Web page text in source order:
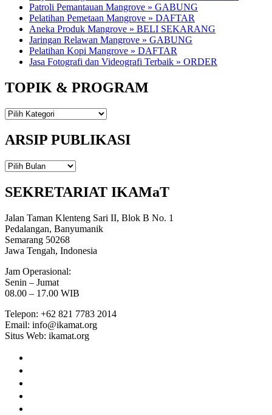
Patroli Pemantauan Mangrove » GABUNG
Pelatihan Pemetaan Mangrove » DAFTAR
Aneka Produk Mangrove » BELI SEKARANG
Jaringan Relawan Mangrove » GABUNG
Pelatihan Kopi Mangrove » DAFTAR
Jasa Fotografi dan Videografi Terbaik » ORDER
TOPIK & PROGRAM
TOPIK
PROGRAM
ARSIP PUBLIKASI
ARSIP
SEKRETARIAT IKAMaT
Jalan Taman Klenteng Sari II, Blok B No. 1
Pedalangan, Banyumanik
Semarang 50268
Jawa Tengah, Indonesia
Jam Operasional:
Senin – Jumat
08.00 – 17.00 WIB
Telepon: +62 821 7783 2014
Email: info@ikamat.org
Situs Web: ikamat.org